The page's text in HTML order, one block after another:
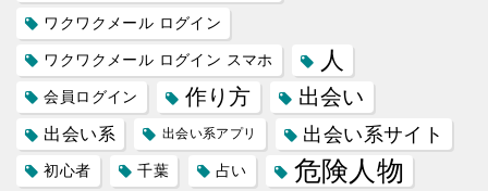
ワクワクメール ログイン
ワクワクメール ログイン スマホ 人
会員ログイン 作り方 出会い
出会い系 出会い系アプリ 出会い系サイト
初心者 千葉 占い 危険人物